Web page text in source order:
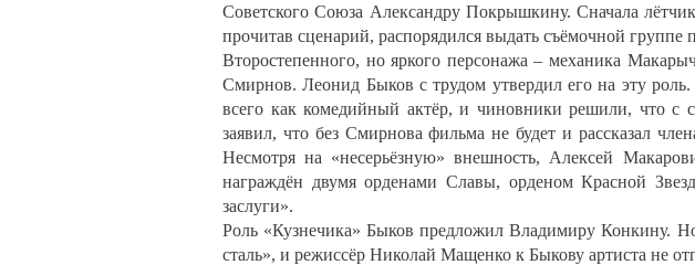
Советского Союза Александру Покрышкину. Сначала
прочитав сценарий, распорядился выдать съёмочной группе
Второстепенного, но яркого персонажа – механика
Смирнов. Леонид Быков с трудом утвердил его на эту
всего как комедийный актёр, и чиновники решили, что с
заявил, что без Смирнова фильма не будет и рассказал
Несмотря на «несерьёзную» внешность, Алексей
награждён двумя орденами Славы, орденом Красной
заслуги».
Роль «Кузнечика» Быков предложил Владимиру Конкину.
сталь», и режиссёр Николай Мащенко к Быкову артиста не